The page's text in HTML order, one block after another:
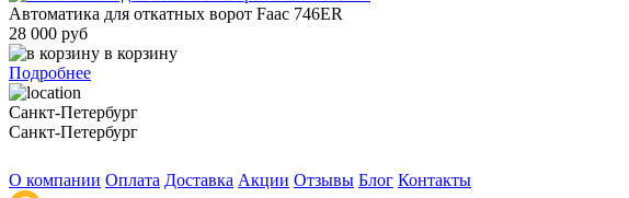
Автоматика для откатных ворот Faac 746ER
28 000 руб
в корзину
Подробнее
Санкт-Петербург
Санкт-Петербург
О компании Оплата Доставка Акции Отзывы Блог Контакты